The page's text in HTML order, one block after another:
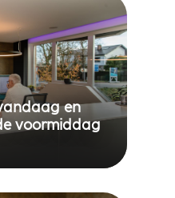
en
voormiddag